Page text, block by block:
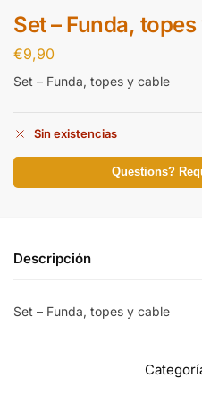
Set – Funda,
€9,90
Set – Funda, topes y cable
Sin existencias
Questions?
Descripción
Set – Funda, topes y cable